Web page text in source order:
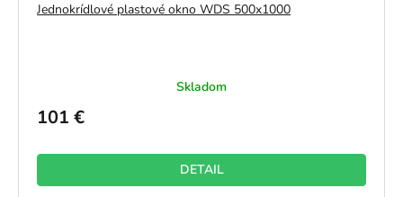
Jednokrídlové plastové okno WDS 500x1000
Skladom
101 €
DETAIL